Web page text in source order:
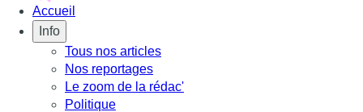
Accueil
Info
Tous nos articles
Nos reportages
Le zoom de la rédac'
Politique